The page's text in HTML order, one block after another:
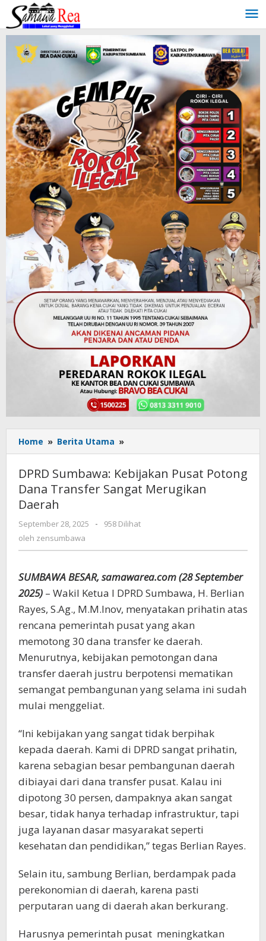
Lewati
konten
Home » Berita Utama »
Sumbawa:
Kebijakan
Pusat
Potong
Sangat
Daerah
DPRD Sumbawa: Kebijakan Pusat Potong
Dana Transfer Sangat Merugikan
Daerah
September 28, 2025
oleh
-
958 Dilihat
oleh zensumbawa
SUMBAWA BESAR, samawarea.com (28 September
2025) – Wakil Ketua I DPRD Sumbawa, H. Berlian
Rayes, S.Ag., M.M.Inov, menyatakan prihatin atas
rencana pemerintah pusat yang akan
memotong 30 dana transfer ke daerah.
Menurutnya, kebijakan pemotongan dana
transfer daerah justru berpotensi mematikan
semangat pembangunan yang selama ini sudah
mulai menggeliat.
“Ini kebijakan yang sangat tidak berpihak
kepada daerah. Kami di DPRD sangat prihatin,
karena sebagian besar pembangunan daerah
dibiayai dari dana transfer pusat. Kalau ini
dipotong 30 persen, dampaknya akan sangat
besar, tidak hanya terhadap infrastruktur, tapi
juga layanan dasar masyarakat seperti
kesehatan dan pendidikan,” tegas Berlian Rayes.
Selain itu, sambung Berlian, berdampak pada
perekonomian di daerah, karena pasti
perputaran uang di daerah akan berkurang.
Harusnya pemerintah pusat meningkatkan